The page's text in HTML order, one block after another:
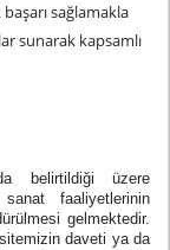
sağlamakla
sunarak kapsamlı
belirtildiği üzere
faaliyetlerinin
gelmektedir.
daveti ya da